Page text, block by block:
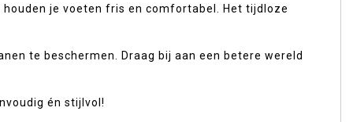
je voeten fris en comfortabel. Het tijdloze
te beschermen. Draag bij aan een betere wereld
én stijlvol!